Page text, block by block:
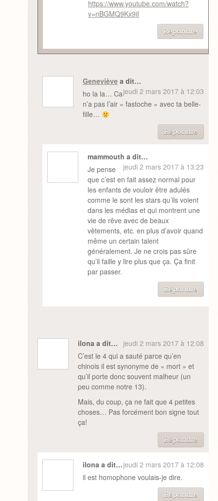
https://www.youtube.com/watch?
v=nBGMQ9Kx9iI
Répondre
Genevièvea dit…
jeudi 2 mars 2017 à 12:03
ho la la… Ca
n’a pas l’air « fastoche » avec ta belle-
fille…
Répondre
mammouth a dit…
jeudi 2 mars 2017 à 13:23
Je pense
que c’est en fait assez normal pour
les enfants de vouloir être adulés
comme le sont les stars qu’ils voient
dans les médias et qui montrent une
vie de rêve avec de beaux
vêtements, etc. en plus d’avoir quand
même un certain talent
généralement. Je ne crois pas sûre
qu’il faille y lire plus que ça. Ça finit
par passer.
Répondre
ilona a dit…
jeudi 2 mars 2017 à 12:08
C’est le 4 qui a sauté parce qu’en
chinois il est synonyme de « mort » et
qu’il porte donc souvent malheur (un
peu comme notre 13).
Mais, du coup, ça ne fait que 4 petites
choses… Pas forcément bon signe tout
ça!
Répondre
ilona a dit…jeudi 2 mars 2017 à 12:08
il est homophone voulais-je dire.
Répondre